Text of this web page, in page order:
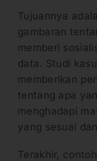
Tujuannya
gambaran
memberi
data. Studi
memberikan
tentang apa
menghadapi
yang sesuai
Terakhir,